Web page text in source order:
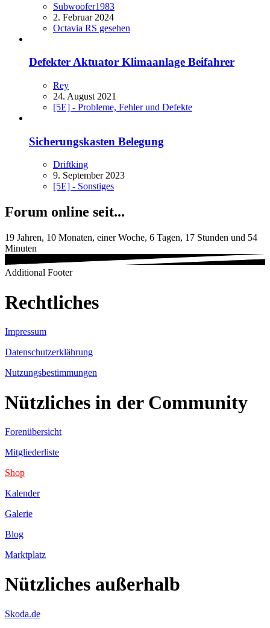
Subwoofer1983
2. Februar 2024
Octavia RS gesehen
Defekter Aktuator Klimaanlage Beifahrer
Rey
24. August 2021
[5E] - Probleme, Fehler und Defekte
Sicherungskasten Belegung
Driftking
9. September 2023
[5E] - Sonstiges
Forum online seit...
19 Jahren, 10 Monaten, einer Woche, 6 Tagen, 17 Stunden und 54
Minuten
Additional Footer
Rechtliches
Impressum
Datenschutzerklährung
Nutzungsbestimmungen
Nützliches in der Community
Forenübersicht
Mitgliederliste
Shop
Kalender
Galerie
Blog
Marktplatz
Nützliches außerhalb
Skoda.de